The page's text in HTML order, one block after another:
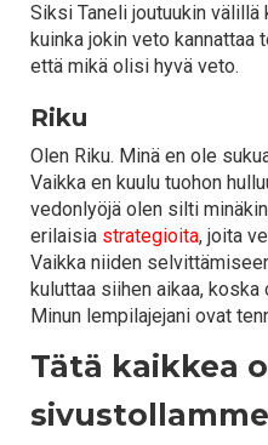
Siksi Taneli joutuukin
kuinka jokin veto kannattaa
että mikä olisi hyvä veto.
Riku
Olen Riku. Minä en ole
Vaikka en kuulu tuohon
vedonlyöjä olen silti
erilaisia strategioita, joita
Vaikka niiden
kuluttaa siihen aikaa,
Minun lempilajejani ovat
Tätä kaikkea